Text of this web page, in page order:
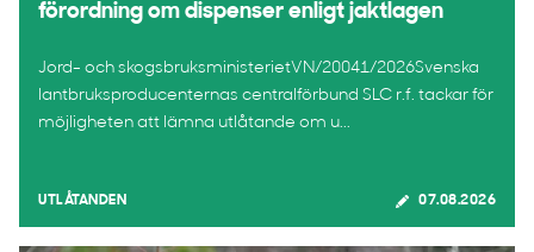
förordning om dispenser enligt jaktlagen
Jord- och skogsbruksministerietVN/20041/2026Svenska
lantbruksproducenternas centralförbund SLC r.f. tackar för
möjligheten att lämna utlåtande om u...
UTLÅTANDEN 07.08.2026